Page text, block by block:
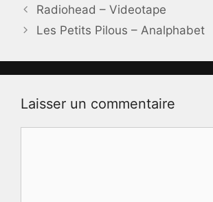
Radiohead – Videotape
Les Petits Pilous – Analphabet
Laisser un commentaire